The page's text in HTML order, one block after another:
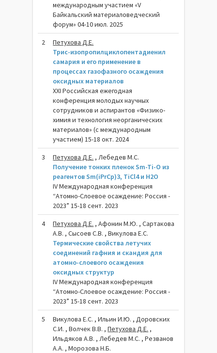
международным участием «V
Байкальский материаловедческий
форум» 04-10 июл. 2025
2
Петухова Д.Е.
Трис-изопропилциклопентадиенил
самария и его применение в
процессах газофазного осаждения
оксидных материалов
XXI Российская ежегодная
конференция молодых научных
сотрудников и аспирантов «Физико-
химия и технология неорганических
материалов» (с международным
участием) 15-18 окт. 2024
3 Петухова Д.Е. , Лебедев М.С.
Получение тонких пленок Sm-Ti-O из
реагентов Sm(iPrCp)3, TiCl4 и H2O
IV Международная конференция
“Атомно-Слоевое осаждение: Россия -
2023” 15-18 сент. 2023
4 Петухова Д.Е. , Афонин М.Ю. , Сартакова
А.В. , Сысоев С.В. , Викулова Е.С.
Термические свойства летучих
соединений гафния и скандия для
атомно-слоевого осаждения
оксидных структур
IV Международная конференция
“Атомно-Слоевое осаждение: Россия -
2023” 15-18 сент. 2023
5
Викулова Е.С. , Ильин И.Ю. , Доровских
С.И. , Волчек В.В. ,Петухова Д.Е. ,
Ильдяков А.В. , Лебедев М.С. , Резванов
А.А. , Морозова Н.Б.